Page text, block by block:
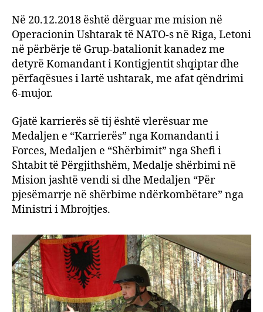
Në 20.12.2018 është dërguar me mision në
Operacionin Ushtarak të NATO-s në Riga, Letoni
në përbërje të Grup-batalionit kanadez me
detyrë Komandant i Kontigjentit shqiptar dhe
përfaqësues i lartë ushtarak, me afat qëndrimi
6-mujor.
Gjatë karrierës së tij është vlerësuar me
Medaljen e “Karrierës” nga Komandanti i
Forces, Medaljen e “Shërbimit” nga Shefi i
Shtabit të Përgjithshëm, Medalje shërbimi në
Mision jashtë vendi si dhe Medaljen “Për
pjesëmarrje në shërbime ndërkombëtare” nga
Ministri i Mbrojtjes.